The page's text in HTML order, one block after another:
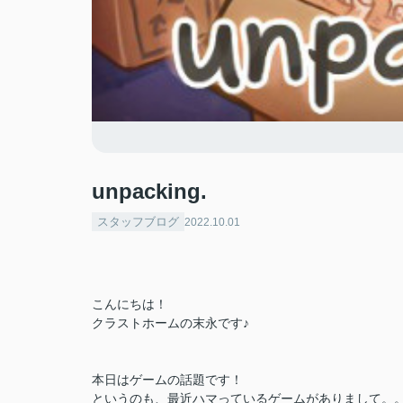
unpacking.
スタッフブログ 2022.10.01
こんにちは！
クラストホームの末永です♪
本日はゲームの話題です！
というのも、最近ハマっているゲームがありまして。